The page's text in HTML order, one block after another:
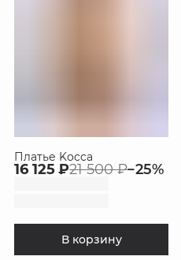
Платье Kocca
16 125 ₽21 500 ₽−25%
В корзину